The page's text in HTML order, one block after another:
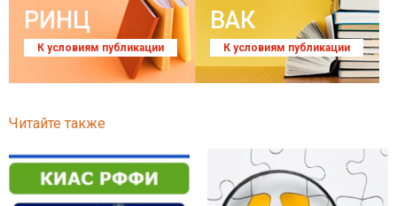
РИНЦ
К условиям публикации
ВАК
К условиям публикации
Читайте также